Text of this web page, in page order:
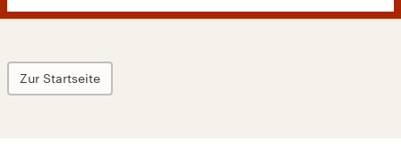
Zur Startseite